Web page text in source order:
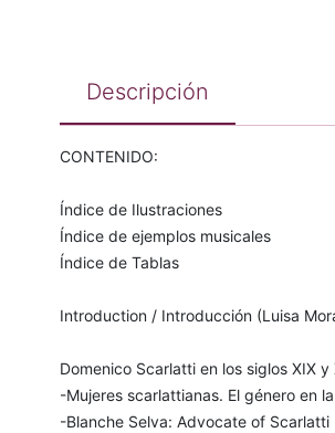
Descripción
CONTENIDO:
Índice de Ilustraciones
Índice de ejemplos musicales
Índice de Tablas
Introduction / Introducción (Luisa
Domenico Scarlatti en los siglos XIX
-Mujeres scarlattianas. El género en
-Blanche Selva: Advocate of